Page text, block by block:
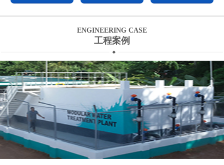
ENGINEERING CASE
工程案例